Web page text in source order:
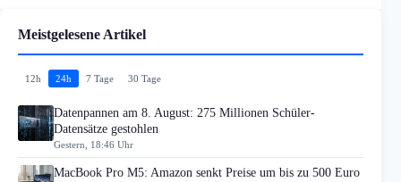
Meistgelesene Artikel
12h 24h 7 Tage 30 Tage
Datenpannen am 8. August: 275 Millionen Schüler-
Datensätze gestohlen
Gestern, 18:46 Uhr
MacBook Pro M5: Amazon senkt Preise um bis zu 500 Euro